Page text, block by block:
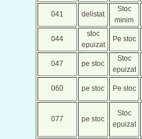
041 delistat
Stoc
minim
044
stoc
epuizat
Pe stoc
047 pe stoc
Stoc
epuizat
060 pe stoc Pe stoc
077 pe stoc
Stoc
epuizat